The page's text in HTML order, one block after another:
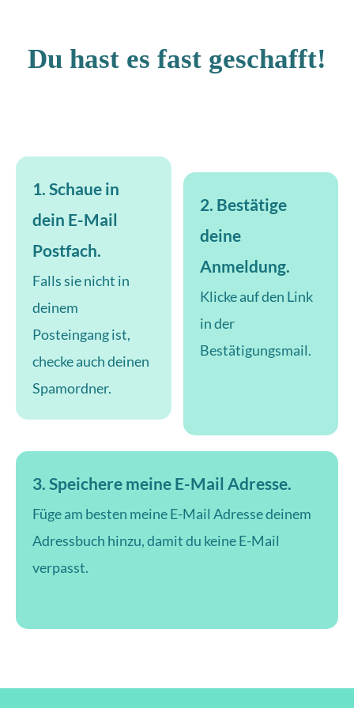
Du hast es fast geschafft!
1. Schaue in
dein E-Mail
Postfach.
Falls sie nicht in
deinem
Posteingang ist,
checke auch deinen
Spamordner.
2. Bestätige
deine
Anmeldung.
Klicke auf den Link
in der
Bestätigungsmail.
3. Speichere meine E-Mail Adresse.
Füge am besten meine E-Mail Adresse deinem
Adressbuch hinzu, damit du keine E-Mail
verpasst.